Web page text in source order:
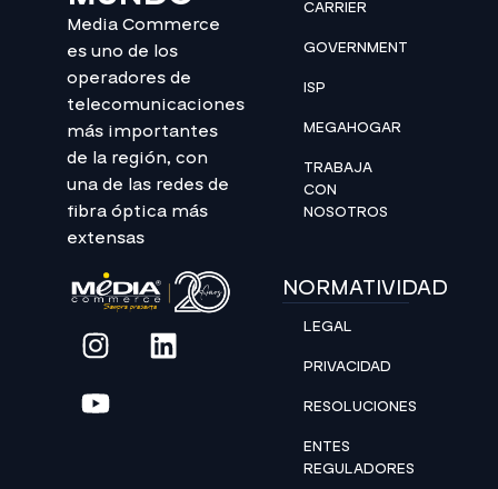
Media Commerce
es uno de los
operadores de
telecomunicaciones
más importantes
de la región, con
una de las redes de
fibra óptica más
extensas
CARRIER
GOVERNMENT
ISP
MEGAHOGAR
TRABAJA
CON
NOSOTROS
NORMATIVIDAD
LEGAL
PRIVACIDAD
RESOLUCIONES
ENTES
REGULADORES